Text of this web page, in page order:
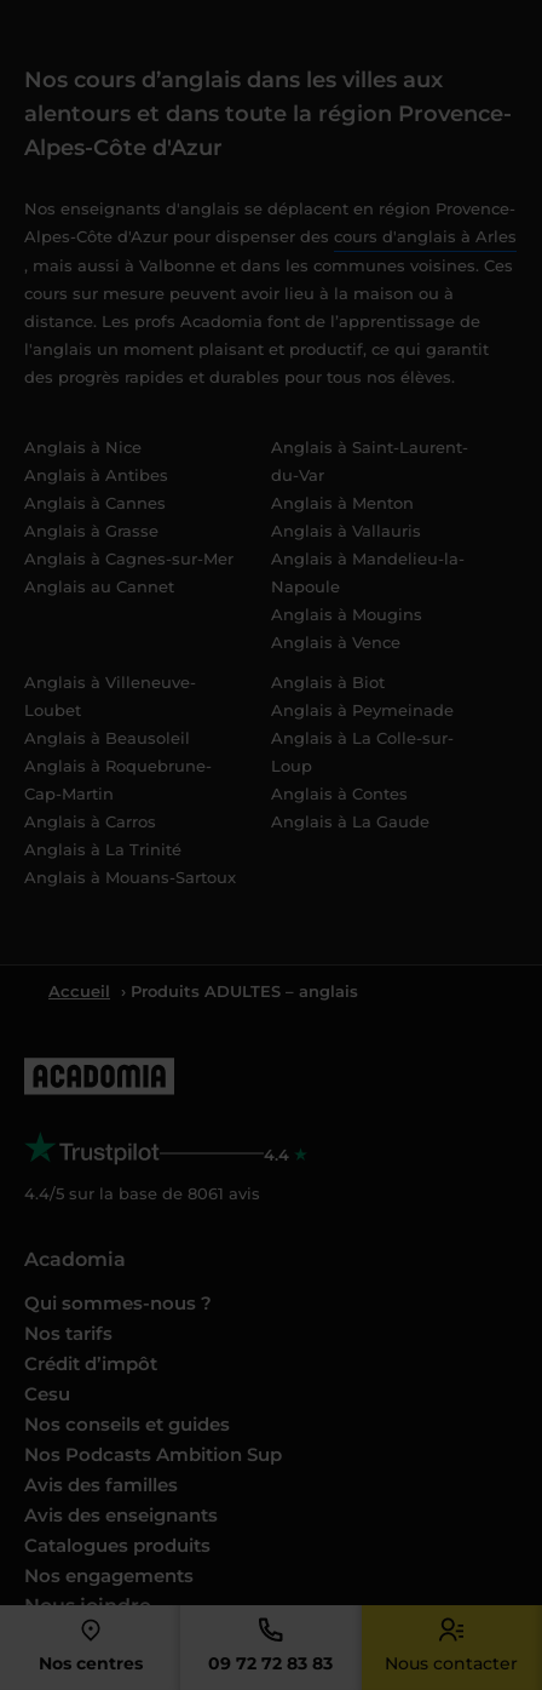
Nos centres 09 72 72 83 83 Nous contacter
Nos cours d’anglais dans les villes aux
alentours et dans toute la région Provence-
Alpes-Côte d'Azur
Nos enseignants d'anglais se déplacent en région Provence-
Alpes-Côte d'Azur pour dispenser des cours d'anglais à Arles
, mais aussi à Valbonne et dans les communes voisines. Ces
cours sur mesure peuvent avoir lieu à la maison ou à
distance. Les profs Acadomia font de l’apprentissage de
l'anglais un moment plaisant et productif, ce qui garantit
des progrès rapides et durables pour tous nos élèves.
Anglais à Nice
Anglais à Antibes
Anglais à Cannes
Anglais à Grasse
Anglais à Cagnes-sur-Mer
Anglais au Cannet
Anglais à Saint-Laurent-
du-Var
Anglais à Menton
Anglais à Vallauris
Anglais à Mandelieu-la-
Napoule
Anglais à Mougins
Anglais à Vence
Anglais à Villeneuve-
Loubet
Anglais à Beausoleil
Anglais à Roquebrune-
Cap-Martin
Anglais à Carros
Anglais à La Trinité
Anglais à Mouans-Sartoux
Anglais à Biot
Anglais à Peymeinade
Anglais à La Colle-sur-
Loup
Anglais à Contes
Anglais à La Gaude
Accueil › Produits ADULTES – anglais
4.4
4.4/5 sur la base de 8061 avis
Acadomia
Qui sommes-nous ?
Nos tarifs
Crédit d’impôt
Cesu
Nos conseils et guides
Nos Podcasts Ambition Sup
Avis des familles
Avis des enseignants
Catalogues produits
Nos engagements
Nous joindre